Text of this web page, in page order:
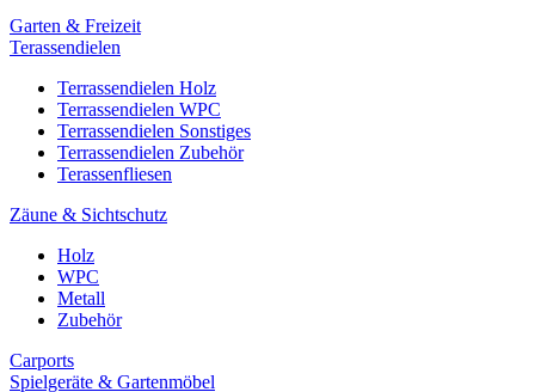
Garten & Freizeit
Terassendielen
Terrassendielen Holz
Terrassendielen WPC
Terrassendielen Sonstiges
Terrassendielen Zubehör
Terassenfliesen
Zäune & Sichtschutz
Holz
WPC
Metall
Zubehör
Carports
Spielgeräte & Gartenmöbel